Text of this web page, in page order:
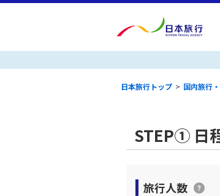
日本旅行トップ > 国内旅行
STEP① 日
旅行人数